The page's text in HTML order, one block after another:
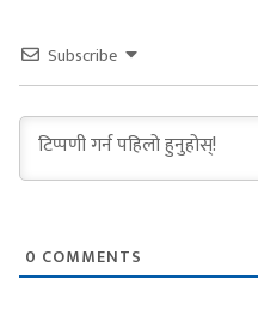
Subscribe
0 COMMENTS